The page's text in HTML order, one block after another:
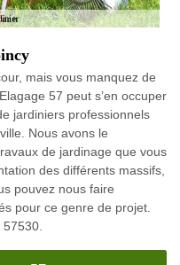
mais vous manquez de
57 peut s’en occuper
jardiniers professionnels
Nous avons le
de jardinage que vous
des différents massifs,
pouvez nous faire
pour ce genre de projet.